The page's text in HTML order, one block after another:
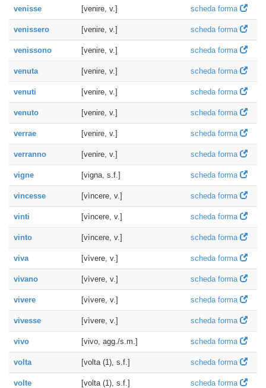
venisse [venire, v.] scheda forma
venissero [venire, v.] scheda forma
venissono [venire, v.] scheda forma
venuta [venire, v.] scheda forma
venuti [venire, v.] scheda forma
venuto [venire, v.] scheda forma
verrae [venire, v.] scheda forma
verranno [venire, v.] scheda forma
vigne [vigna, s.f.] scheda forma
vincesse [vìncere, v.] scheda forma
vinti [vìncere, v.] scheda forma
vinto [vìncere, v.] scheda forma
viva [vìvere, v.] scheda forma
vivano [vìvere, v.] scheda forma
vivere [vìvere, v.] scheda forma
vivesse [vìvere, v.] scheda forma
vivo [vivo, agg./s.m.] scheda forma
volta [volta (1), s.f.] scheda forma
volte [volta (1), s.f.] scheda forma